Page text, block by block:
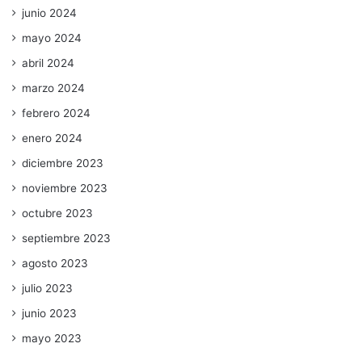
junio 2024
mayo 2024
abril 2024
marzo 2024
febrero 2024
enero 2024
diciembre 2023
noviembre 2023
octubre 2023
septiembre 2023
agosto 2023
julio 2023
junio 2023
mayo 2023